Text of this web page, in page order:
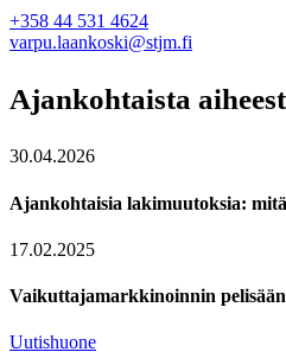
+358 44 531 4624
varpu.laankoski@stjm.fi
Ajankohtaista
30.04.2026
Ajankohtaisia lakimuutoksia:
17.02.2025
Vaikuttajamarkkinoinnin
Uutishuone